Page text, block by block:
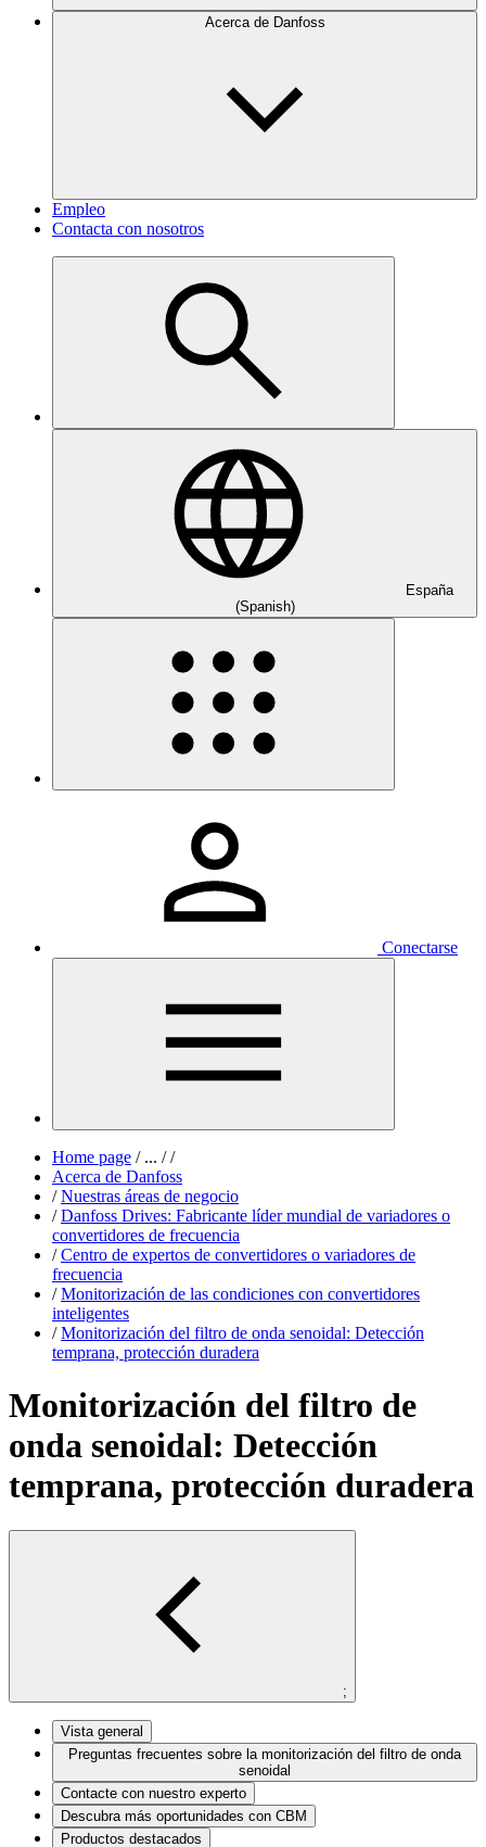
Acerca de Danfoss
Empleo
Contacta con nosotros
España
(Spanish)
Conectarse
Home page /... / /
Acerca de Danfoss
/ Nuestras áreas de negocio
/ Danfoss Drives: Fabricante líder mundial de variadores o
convertidores de frecuencia
/ Centro de expertos de convertidores o variadores de
frecuencia
/ Monitorización de las condiciones con convertidores
inteligentes
/ Monitorización del filtro de onda senoidal: Detección
temprana, protección duradera
Monitorización del filtro de
onda senoidal: Detección
temprana, protección duradera
;
Vista general
Preguntas frecuentes sobre la monitorización del filtro de onda
senoidal
Contacte con nuestro experto
Descubra más oportunidades con CBM
Productos destacados